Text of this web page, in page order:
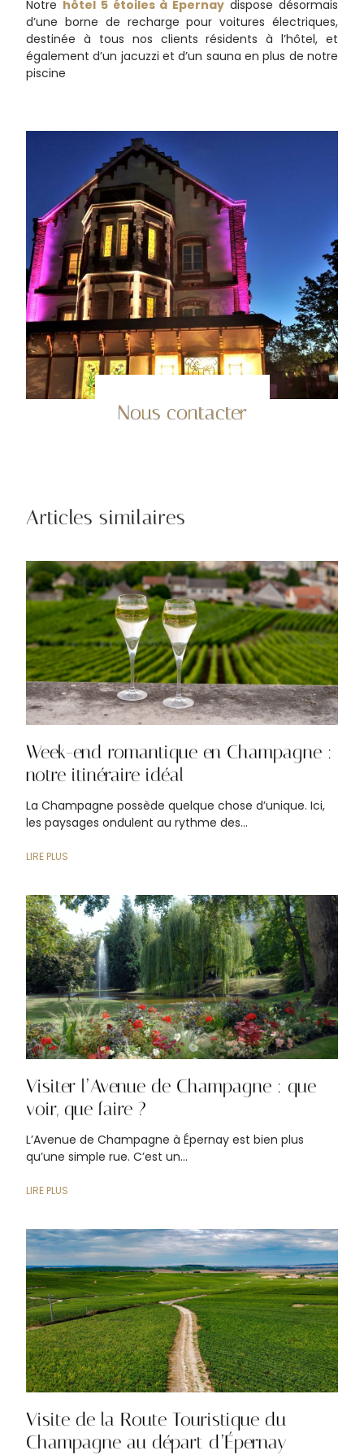
Notre hôtel 5 étoiles à Épernay dispose désormais
d’une borne de recharge pour voitures électriques,
destinée à tous nos clients résidents à l’hôtel, et
également d’un jacuzzi et d’un sauna en plus de notre
piscine
Nous contacter
Articles similaires
Week-end romantique en Champagne :
notre itinéraire idéal
La Champagne possède quelque chose d’unique. Ici,
les paysages ondulent au rythme des...
LIRE PLUS
Visiter l’Avenue de Champagne : que
voir, que faire ?
L’Avenue de Champagne à Épernay est bien plus
qu’une simple rue. C’est un...
LIRE PLUS
Visite de la Route Touristique du
Champagne au départ d’Épernay